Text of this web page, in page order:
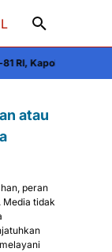
Forkopimda
atau
peran
Media tidak